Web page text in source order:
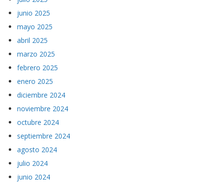
junio 2025
mayo 2025
abril 2025
marzo 2025
febrero 2025
enero 2025
diciembre 2024
noviembre 2024
octubre 2024
septiembre 2024
agosto 2024
julio 2024
junio 2024